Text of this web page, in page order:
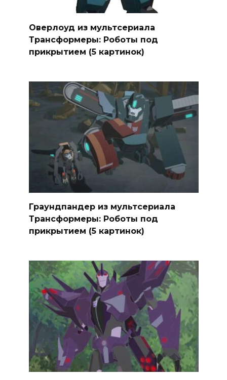
Оверлоуд из мультсериала
Трансформеры: Роботы под
прикрытием (5 картинок)
Граундпандер из мультсериала
Трансформеры: Роботы под
прикрытием (5 картинок)